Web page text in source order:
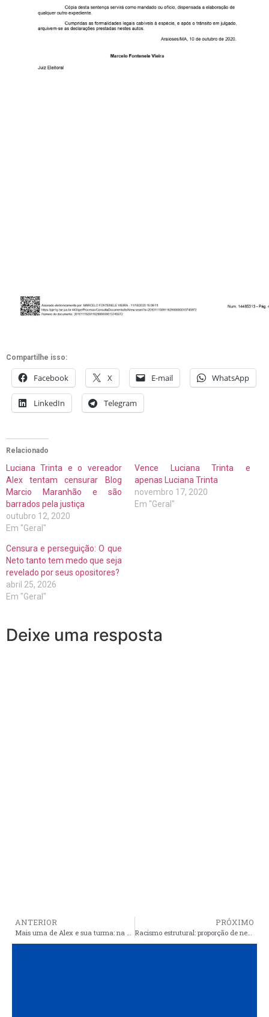
Compartilhe isso:
Facebook X E-mail WhatsApp
LinkedIn Telegram
Relacionado
Luciana Trinta e o vereador
Alex tentam censurar Blog
Marcio Maranhão e são
barrados pela justiça
outubro 12, 2020
Em "Geral"
Vence Luciana Trinta e
apenas Luciana Trinta
novembro 17, 2020
Em "Geral"
Censura e perseguição: O que
Neto tanto tem medo que seja
revelado por seus opositores?
abril 25, 2026
Em "Geral"
Deixe uma resposta
ANTERIOR PRÓXIMO
Racismo estrutural: proporção de negros nas prisões cresce 14% em 15 anos, enquanto a de brancos cai 19%